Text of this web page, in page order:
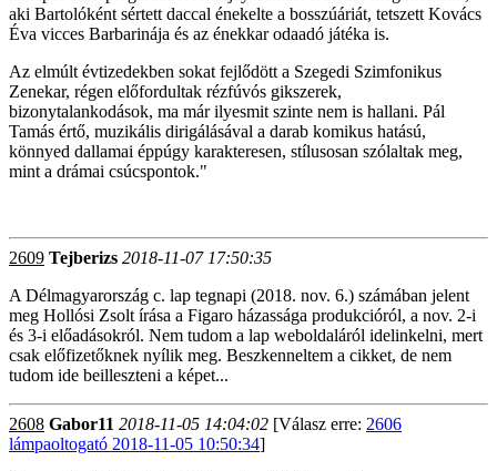
aki Bartolóként sértett daccal énekelte a bosszúáriát, tetszett Kovács
Éva vicces Barbarinája és az énekkar odaadó játéka is.
Az elmúlt évtizedekben sokat fejlődött a Szegedi Szimfonikus
Zenekar, régen előfordultak rézfúvós gikszerek,
bizonytalankodások, ma már ilyesmit szinte nem is hallani. Pál
Tamás értő, muzikális dirigálásával a darab komikus hatású,
könnyed dallamai éppúgy karakteresen, stílusosan szólaltak meg,
mint a drámai csúcspontok."
2609 Tejberizs 2018-11-07 17:50:35
A Délmagyarország c. lap tegnapi (2018. nov. 6.) számában jelent
meg Hollósi Zsolt írása a Figaro házassága produkcióról, a nov. 2-i
és 3-i előadásokról. Nem tudom a lap weboldaláról idelinkelni, mert
csak előfizetőknek nyílik meg. Beszkenneltem a cikket, de nem
tudom ide beilleszteni a képet...
2608 Gabor11 2018-11-05 14:04:02 [Válasz erre: 2606
lámpaoltogató 2018-11-05 10:50:34]